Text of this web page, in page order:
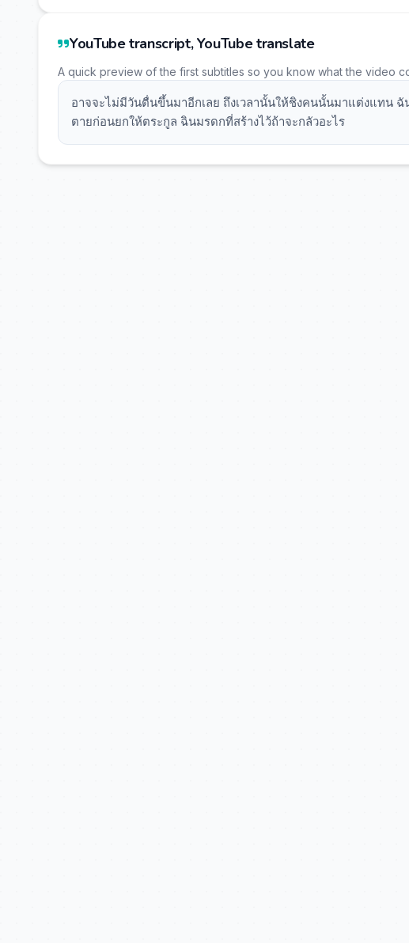
YouTube transcript, YouTube translate
A quick preview of the first subtitles so you know what the video
อาจจะไม่มีวันตื่นขึ้นมาอีกเลย ถึงเวลานั้นให้ชิงคนนั้นมาแต่งแทน
ตายก่อนยกให้ตระกูล ฉินมรดกที่สร้างไว้ถ้าจะกลัวอะไร